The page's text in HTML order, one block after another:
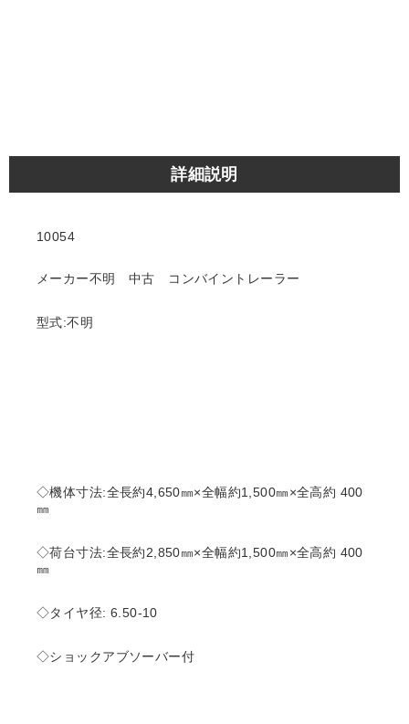
詳細説明
10054
メーカー不明 中古 コンバイントレーラー
型式:不明
◇機体寸法:全長約4,650㎜×全幅約1,500㎜×全高約 400
㎜
◇荷台寸法:全長約2,850㎜×全幅約1,500㎜×全高約 400
㎜
◇タイヤ径: 6.50-10
◇ショックアブソーバー付